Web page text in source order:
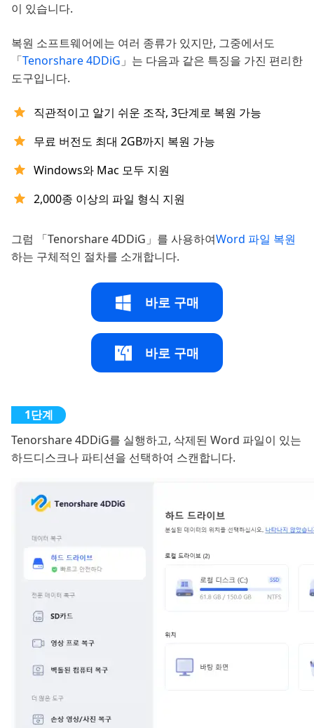
이 있습니다.
복원 소프트웨어에는 여러 종류가 있지만, 그중에서도
「Tenorshare 4DDiG 」는 다음과 같은 특징을 가진 편리한
도구입니다.
직관적이고 알기 쉬운 조작, 3단계로 복원 가능
무료 버전도 최대 2GB까지 복원 가능
Windows와 Mac 모두 지원
2,000종 이상의 파일 형식 지원
그럼 「Tenorshare 4DDiG」를 사용하여Word 파일 복원
하는 구체적인 절차를 소개합니다.
바로 구매
바로 구매
Tenorshare 4DDiG를 실행하고, 삭제된 Word 파일이 있는
하드디스크나 파티션을 선택하여 스캔합니다.